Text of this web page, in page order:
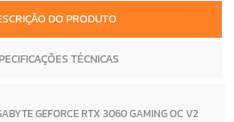
DO PRODUTO
TÉCNICAS
GEFORCE RTX 3060 GAMING OC V2